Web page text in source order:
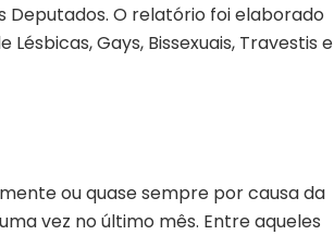
Deputados. O relatório foi elaborado
Gays, Bissexuais, Travestis e
ou quase sempre por causa da
vez no último mês. Entre aqueles